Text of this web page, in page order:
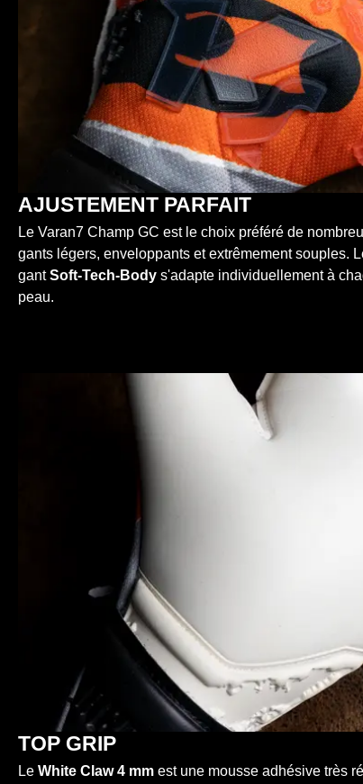
AJUSTEMENT PARFAIT
Le Varan7 Champ GC est le choix préféré de
gants légers, enveloppants et extrêmement souples.
gantSoft-Tech-Body s'adapte individuellement à
peau.
TOP GRIP
Le White Claw 4 mm est une mousse adhésive très